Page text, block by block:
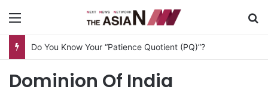
Do You Know Your “Patience Quotient (PQ)”?
Dominion Of India